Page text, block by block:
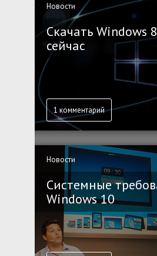
Новости
Скачать Windows
сейчас
1 комментарий
Новости
Системные
Windows 10